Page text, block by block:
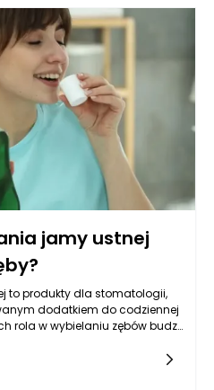
w związku z tymi
może pomóc w
dysfunkcji powstałych w
na przywrócenie
sesje z doświadczonym
mogą przyczynić się do
kolei pozwala pacjentom na
jamy ustnej
to produkty dla stomatologii,
dodatkiem do codziennej
rola w wybielaniu zębów budzi